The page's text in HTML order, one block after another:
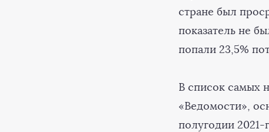
стране был
показатель не
попали 23,5%
В список самых
«Ведомости»,
полугодии 2021-